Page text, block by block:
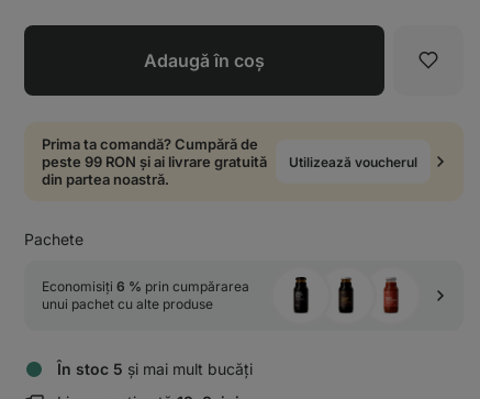
Adaugă în coș
Prima ta comandă? Cumpără de
peste 99 RON și ai livrare gratuită
din partea noastră.
Utilizează voucherul
Pachete
Economisiți 6 % prin cumpărarea
unui pachet cu alte produse
În stoc 5 și mai mult bucăți